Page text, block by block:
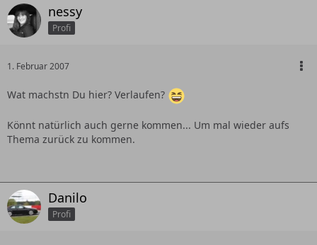
nessy
Profi
1. Februar 2007
Wat machstn Du hier? Verlaufen?
Könnt natürlich auch gerne kommen... Um mal wieder aufs
Thema zurück zu kommen.
Danilo
Profi